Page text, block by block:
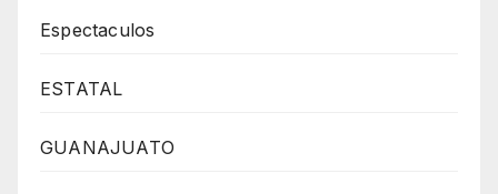
Espectaculos
ESTATAL
GUANAJUATO